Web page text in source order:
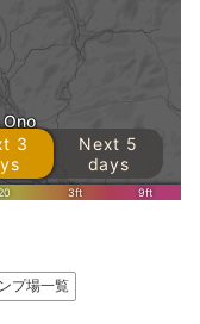
プ場一覧